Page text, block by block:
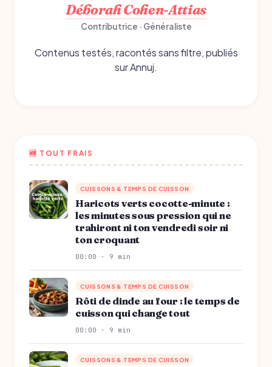
Déborah Cohen-Attias
Contributrice · Généraliste
Contenus testés, racontés sans filtre, publiés
sur Annuj.
🆕 TOUT FRAIS
CUISSONS & TEMPS DE CUISSON
Haricots verts cocotte-minute :
les minutes sous pression qui ne
trahiront ni ton vendredi soir ni
ton croquant
00:00 · 9 min
CUISSONS & TEMPS DE CUISSON
Rôti de dinde au four : le temps de
cuisson qui change tout
00:00 · 9 min
CUISSONS & TEMPS DE CUISSON